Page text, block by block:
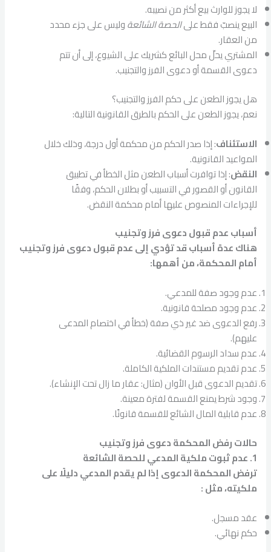
لا يجوز للوارث بيع أكثر من نصيبه.
البيع ينصبّ فقط علىالحصة الشائعةوليس على جزء محدد
من العقار.
المشتري يحلّ محل البائع كشريك على الشيوع، إلى أن تتم
دعوى القسمة أو دعوى الفرز والتجنيب.
هل يجوز الطعن على حكم الفرز والتجنيب؟
نعم، يجوز الطعن على الحكم بالطرق القانونية التالية:
الاستئناف: إذا صدر الحكم من محكمة أول درجة، وذلك خلال
المواعيد القانونية.
النقض: إذا توافرت أسباب الطعن مثل الخطأ في تطبيق
القانون أو القصور في التسبيب أو بطلان الحكم، وفقًا
للإجراءات المنصوص عليها أمام محكمة النقض.
أسباب عدم قبول دعوى فرز وتجنيب
هناك عدة أسباب قد تؤدي إلى عدم قبول دعوى فرز وتجنيب
أمام المحكمة، من أهمها:
عدم وجود صفة للمدعي.
عدم وجود مصلحة قانونية.
رفع الدعوى ضد غير ذي صفة (خطأ في اختصام المدعى
عليهم).
عدم سداد الرسوم القضائية.
عدم تقديم مستندات الملكية الكاملة.
تقديم الدعوى قبل الأوان (مثال: عقار ما زال تحت الإنشاء).
وجود شرط يمنع القسمة لفترة معينة.
عدم قابلية المال الشائع للقسمة قانونًا.
حالات رفض المحكمة دعوى فرز وتجنيب
1. عدم ثبوت ملكية المدعي للحصة الشائعة
ترفض المحكمة الدعوى إذا لم يقدم المدعي دليلًا على
ملكيته، مثل :
عقد مسجل.
حكم نهائي.